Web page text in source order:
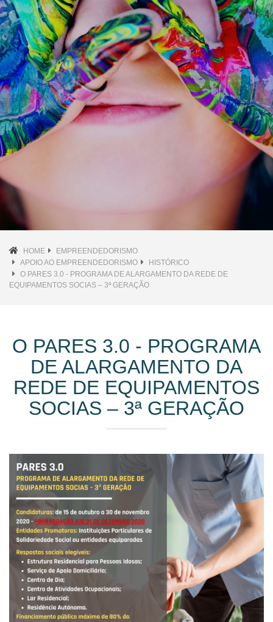
HOME
EMPREENDEDORISMO
APOIO AO EMPREENDEDORISMO
HISTÓRICO
O PARES 3.0 - PROGRAMA DE ALARGAMENTO DA REDE DE
EQUIPAMENTOS SOCIAS – 3ª GERAÇÃO
O PARES 3.0 - PROGRAMA
DE ALARGAMENTO DA
REDE DE EQUIPAMENTOS
SOCIAS – 3ª GERAÇÃO